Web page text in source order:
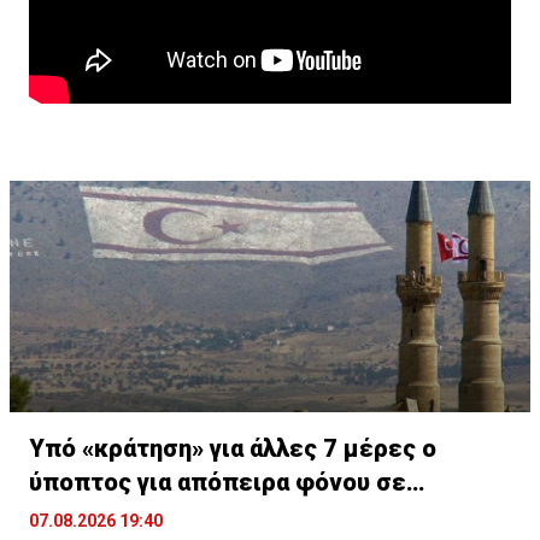
Υπό «κράτηση» για άλλες 7 μέρες ο
ύποπτος για απόπειρα φόνου σε
υπεραγορά
07.08.2026 19:40